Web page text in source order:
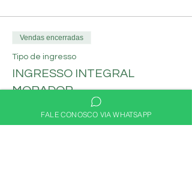
Vendas encerradas
Tipo de ingresso
INGRESSO INTEGRAL
MORADOR
Mais informações
FALE CONOSCO VIA WHATSAPP